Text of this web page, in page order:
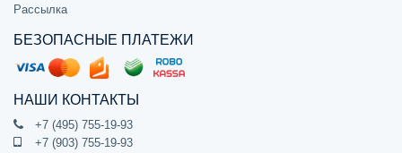
Рассылка
БЕЗОПАСНЫЕ ПЛАТЕЖИ
НАШИ КОНТАКТЫ
+7 (495) 755-19-93
+7 (903) 755-19-93